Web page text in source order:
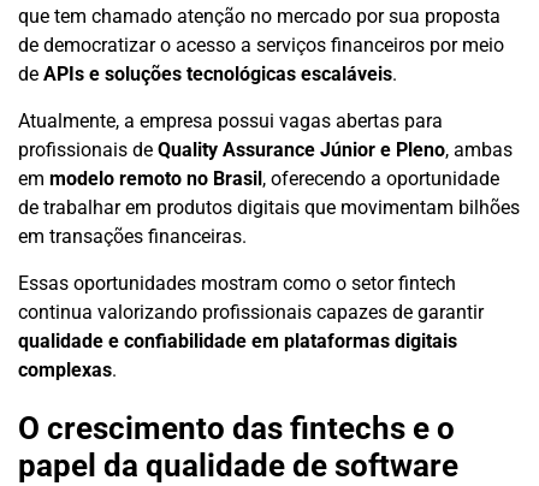
que tem chamado atenção no mercado por sua proposta
de democratizar o acesso a serviços financeiros por meio
de APIs e soluções tecnológicas escaláveis.
Atualmente, a empresa possui vagas abertas para
profissionais de Quality Assurance Júnior e Pleno, ambas
em modelo remoto no Brasil, oferecendo a oportunidade
de trabalhar em produtos digitais que movimentam bilhões
em transações financeiras.
Essas oportunidades mostram como o setor fintech
continua valorizando profissionais capazes de garantir
qualidade e confiabilidade em plataformas digitais
complexas.
O crescimento das fintechs e o
papel da qualidade de software